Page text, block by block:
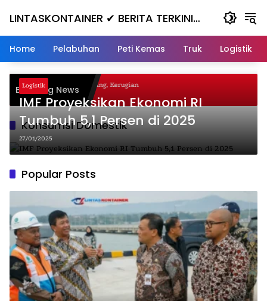
LINTASKONTAINER ✔ BERITA TERKINI
KONTAINER TERBARU HARI INI
Home Pelabuhan Peti Kemas Truk Logistik
Breaking News
Nanjak, Masuk ke Jurang, Kerugian
Konsumsi Domestik
Logistik
IMF Proyeksikan Ekonomi RI
Tumbuh 5,1 Persen di 2025
27/01/2025
Popular Posts